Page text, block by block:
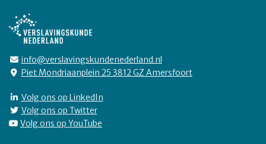
info@verslavingskundenederland.nl
Piet Mondriaanplein 25 3812 GZ Amersfoort
Volg ons op LinkedIn
Volg ons op Twitter
Volg ons op YouTube